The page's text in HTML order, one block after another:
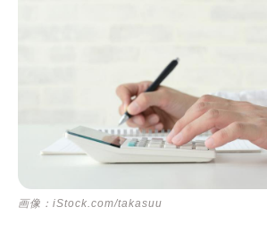
画像：iStock.com/takasuu